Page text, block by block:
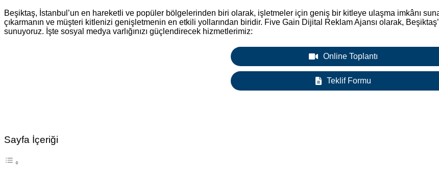
Beşiktaş, İstanbul’un en hareketli ve popüler bölgelerinden biri olarak, işletmeler için geniş bir kitleye ulaşma imkânı
çıkarmanın ve müşteri kitlenizi genişletmenin en etkili yollarından biridir. Five Gain Dijital Reklam Ajansı olarak,
sunuyoruz. İşte sosyal medya varlığınızı güçlendirecek hizmetlerimiz:
Online Toplantı
Teklif Formu
Sayfa İçeriği